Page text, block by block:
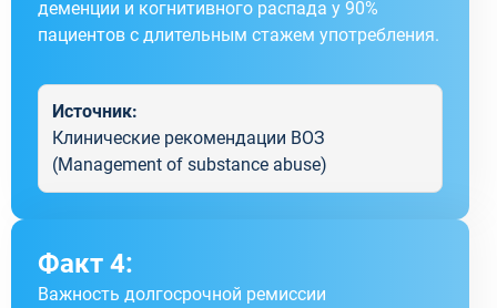
деменции и когнитивного распада у 90%
пациентов с длительным стажем употребления.
Источник:
Клинические рекомендации ВОЗ
(Management of substance abuse)
Факт 4:
Важность долгосрочной ремиссии